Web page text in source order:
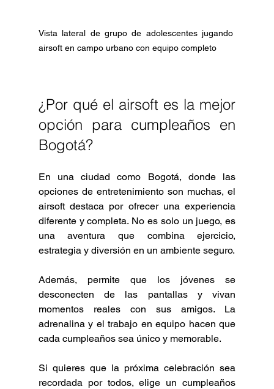
Vista lateral de grupo de adolescentes jugando
airsoft en campo urbano con equipo completo
¿Por qué el airsoft es la mejor
opción para cumpleaños en
Bogotá?
En una ciudad como Bogotá, donde las
opciones de entretenimiento son muchas, el
airsoft destaca por ofrecer una experiencia
diferente y completa. No es solo un juego, es
una aventura que combina ejercicio,
estrategia y diversión en un ambiente seguro.
Además, permite que los jóvenes se
desconecten de las pantallas y vivan
momentos reales con sus amigos. La
adrenalina y el trabajo en equipo hacen que
cada cumpleaños sea único y memorable.
Si quieres que la próxima celebración sea
recordada por todos, elige un cumpleaños